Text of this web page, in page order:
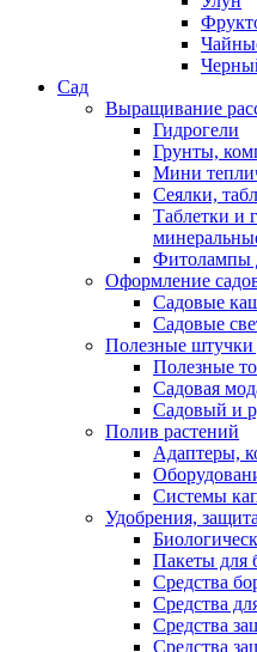
Сад
Выращивание
Гидрогели
Грунты,
Мини
Сеялки,
Таблетки и
Фитолампы
Оформление
Садовые
Садовые
Полезные штучки
Полезные
Садовая
Садовый и
Полив растений
Адаптеры,
Системы
Удобрения,
Пакеты для
Средства
Средства
Средства
Средства